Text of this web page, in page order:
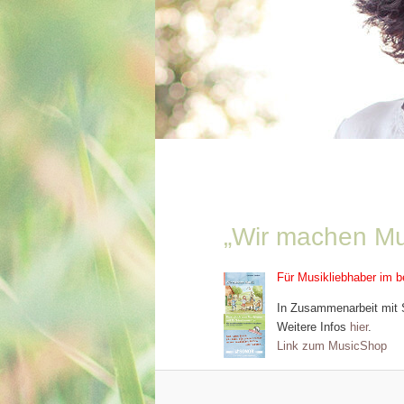
„Wir machen
Für Musikliebhaber im
In Zusammenarbeit mit
Weitere Infos hier.
Link zum MusicShop